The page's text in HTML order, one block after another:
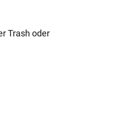
Trash oder